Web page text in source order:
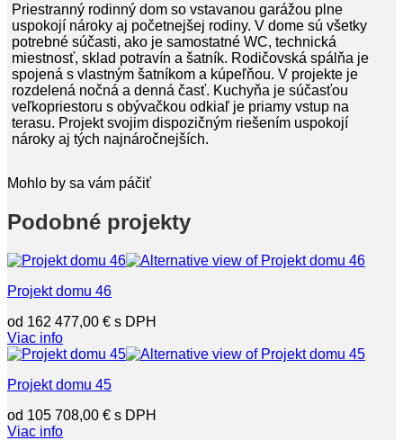
Priestranný rodinný dom so vstavanou garážou plne
uspokojí nároky aj početnejšej rodiny. V dome sú všetky
potrebné súčasti, ako je samostatné WC, technická
miestnosť, sklad potravín a šatník. Rodičovská spálňa je
spojená s vlastným šatníkom a kúpeľňou. V projekte je
rozdelená nočná a denná časť. Kuchyňa je súčasťou
veľkopriestoru s obývačkou odkiaľ je priamy vstup na
terasu. Projekt svojim dispozičným riešením uspokojí
nároky aj tých najnáročnejších.
Mohlo by sa vám páčiť
Podobné projekty
Projekt domu 46
162 477,00 €
Viac info
Projekt domu 45
105 708,00 €
Viac info